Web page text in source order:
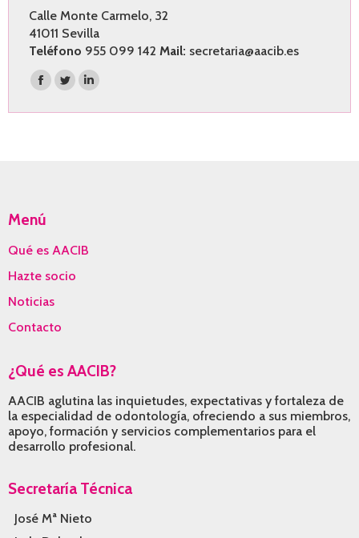
Calle Monte Carmelo, 32
41011 Sevilla
Teléfono 955 099 142 Mail: secretaria@aacib.es
Encuéntranos en:
Facebook
page
Twitter
page
Linkedin
page
Menú
Qué es AACIB
Hazte socio
Noticias
Contacto
¿Qué es AACIB?
AACIB aglutina las inquietudes, expectativas y fortaleza de
la especialidad de odontología, ofreciendo a sus miembros,
apoyo, formación y servicios complementarios para el
desarrollo profesional.
Secretaría Técnica
José Mª Nieto